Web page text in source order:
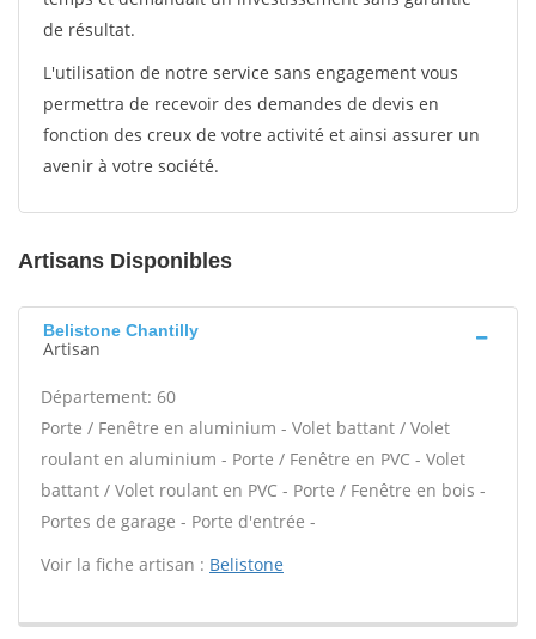
de résultat.
L'utilisation de notre service sans engagement vous
permettra de recevoir des demandes de devis en
fonction des creux de votre activité et ainsi assurer un
avenir à votre société.
Artisans Disponibles
Belistone Chantilly
Artisan
Département: 60
Porte / Fenêtre en aluminium - Volet battant / Volet
roulant en aluminium - Porte / Fenêtre en PVC - Volet
battant / Volet roulant en PVC - Porte / Fenêtre en bois -
Portes de garage - Porte d'entrée -
Voir la fiche artisan : Belistone